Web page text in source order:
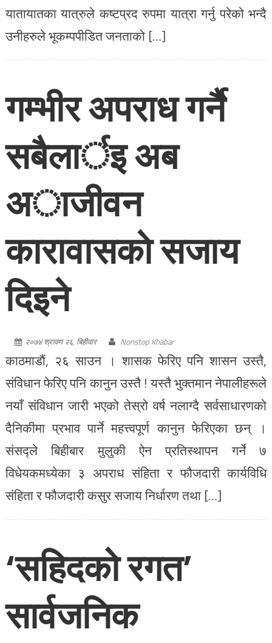
यातायातका यात्रुले कष्टप्रद रुपमा यात्रा गर्नु परेको भन्दै
उनीहरुले भूकम्पपीडित जनताको […]
गम्भीर अपराध गर्नै
सबैलार्इ अब
अाजीवन
कारावासकाे सजाय
दिइने
२०७४ श्रावण २६, बिहीवार Nonstop Khabar
काठमाडाैं, २६ साउन । शासक फेरिए पनि शासन उस्तै,
संविधान फेरिए पनि कानुन उस्तै ! यस्तै भुक्तमान नेपालीहरूले
नयाँ संविधान जारी भएको तेस्रो वर्ष नलाग्दै सर्वसाधारणको
दैनिकीमा प्रभाव पार्ने महत्त्वपूर्ण कानुन फेरिएका छन् ।
संसद्ले बिहीबार मुलुकी ऐन प्रतिस्थापन गर्ने ७
विधेयकमध्येका ३ अपराध संहिता र फौजदारी कार्यविधि
संहिता र फौजदारी कसुर सजाय निर्धारण तथा […]
‘सहिदको रगत’
सार्वजनिक